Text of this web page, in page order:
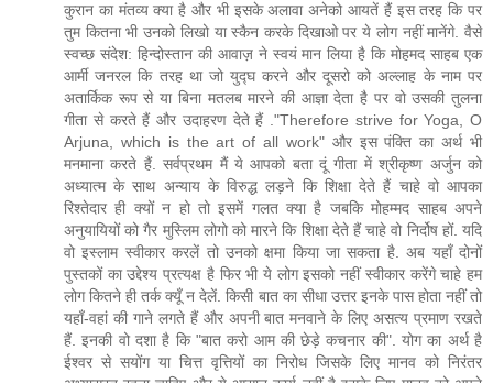
कुरान का मंतव्य क्या है और भी इसके अलावा अनेको आयतें हैं इस तरह कि पर
तुम कितना भी उनको लिखो या स्कैन करके दिखाओ पर ये लोग नहीं मानेंगे. वैसे
स्वच्छ संदेश: हिन्दोस्तान की आवाज़ ने स्वयं मान लिया है कि मोहमद साहब एक
आर्मी जनरल कि तरह था जो युद्घ करने और दूसरो को अल्लाह के नाम पर
अतार्किक रूप से या बिना मतलब मारने की आज्ञा देता है पर वो उसकी तुलना
गीता से करते हैं और उदाहरण देते हैं ."Therefore strive for Yoga, O
Arjuna, which is the art of all work" और इस पंक्ति का अर्थ भी
मनमाना करते हैं. सर्वप्रथम मैं ये आपको बता दूं गीता में श्रीकृष्ण अर्जुन को
अध्यात्म के साथ अन्याय के विरुद्ध लड़ने कि शिक्षा देते हैं चाहे वो आपका
रिश्तेदार ही क्यों न हो तो इसमें गलत क्या है जबकि मोहम्मद साहब अपने
अनुयायियों को गैर मुस्लिम लोगो को मारने कि शिक्षा देते हैं चाहे वो निर्दोष हों. यदि
वो इस्लाम स्वीकार करलें तो उनको क्षमा किया जा सकता है. अब यहाँ दोनों
पुस्तकों का उद्देश्य प्रत्यक्ष है फिर भी ये लोग इसको नहीं स्वीकार करेंगे चाहे हम
लोग कितने ही तर्क क्यूँ न देलें. किसी बात का सीधा उत्तर इनके पास होता नहीं तो
यहाँ-वहां की गाने लगते हैं और अपनी बात मनवाने के लिए असत्य प्रमाण रखते
हैं. इनकी वो दशा है कि "बात करो आम की छेड़े कचनार की". योग का अर्थ है
ईश्वर से सयोंग या चित्त वृत्तियों का निरोध जिसके लिए मानव को निरंतर